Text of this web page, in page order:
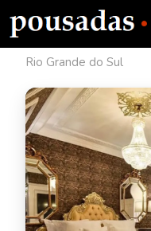
Rio Grande do Sul